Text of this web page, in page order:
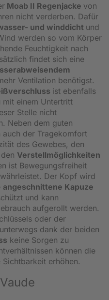
Moab II Regenjacke von
nicht verderben. Dafür
und winddicht und
werden so vom Körper
Feuchtigkeit nach
findet sich eine
Ventilation benötigst.
ist ebenfalls
mit einem Untertritt
Stelle nicht
Neben dem guten
auch der Tragekomfort
des Gewebes, den
Verstellmöglichkeiten
ist Bewegungsfreiheit
Der Kopf wird
angeschnittene Kapuze
und kann
aufgerollt werden.
oder der
dank der beiden
keine Sorgen zu
können die
Sichtbarkeit erhöhen.